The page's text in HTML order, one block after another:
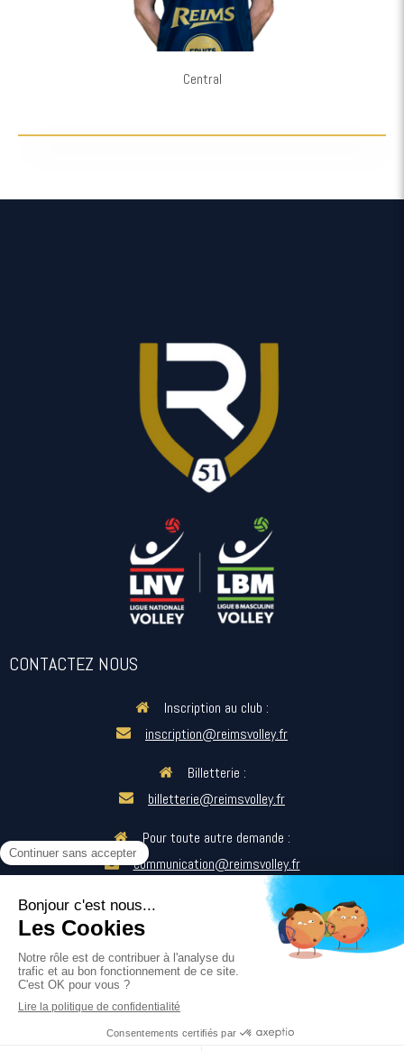
Central
CONTACTEZ NOUS
Inscription au club :
inscription@reimsvolley.fr
Billetterie :
billetterie@reimsvolley.fr
Pour toute autre demande :
communication@reimsvolley.fr
SUIVEZ-NOUS